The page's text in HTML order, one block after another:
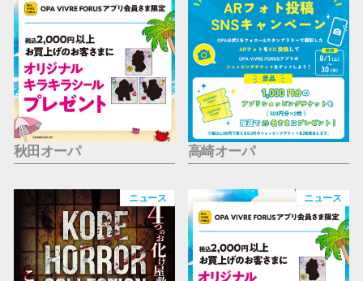
秋田オーパ 高崎オーパ
ニュース ニュース
横浜ビ